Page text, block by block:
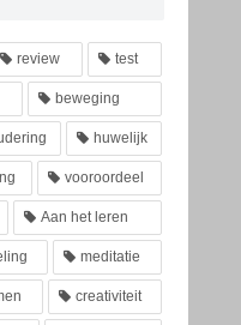
review test
beweging
huwelijk
vooroordeel
Aan het leren
meditatie
creativiteit